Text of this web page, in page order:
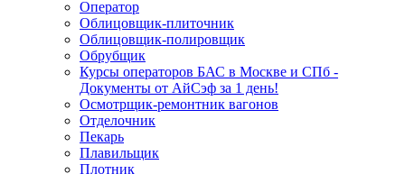
Оператор
Облицовщик-плиточник
Облицовщик-полировщик
Обрубщик
Курсы операторов БАС в Москве и СПб -
Документы от АйСэф за 1 день!
Осмотрщик-ремонтник вагонов
Отделочник
Пекарь
Плавильщик
Плотник